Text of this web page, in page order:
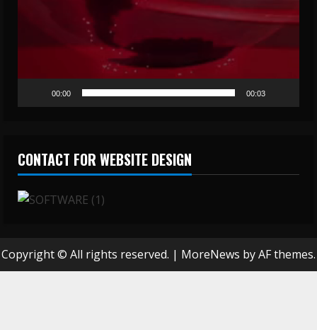
00:00 00:03
CONTACT FOR WEBSITE DESIGN
Copyright © All rights reserved. | MoreNews by AF themes.